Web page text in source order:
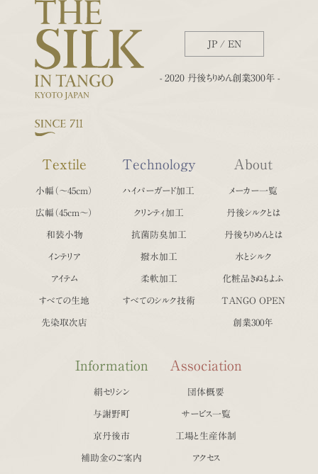
JP /EN
- 2020 丹後ちりめん創業300年 -
Textile
小幅（〜45cm）
広幅（45cm〜）
和装小物
インテリア
アイテム
すべての生地
先染取次店
Technology
ハイパーガード加工
クリンティ加工
抗菌防臭加工
撥水加工
柔軟加工
すべてのシルク技術
About
メーカー一覧
丹後シルクとは
丹後ちりめんとは
水とシルク
化粧品きぬもよふ
TANGO OPEN
創業300年
Information
絹セリシン
与謝野町
京丹後市
補助金のご案内
Association
団体概要
サービス一覧
工場と生産体制
アクセス